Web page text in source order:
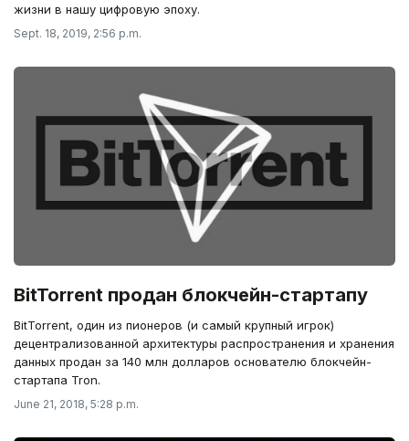
жизни в нашу цифровую эпоху.
Sept. 18, 2019, 2:56 p.m.
BitTorrent продан блокчейн-стартапу
BitTorrent, один из пионеров (и самый крупный игрок)
децентрализованной архитектуры распространения и хранения
данных продан за 140 млн долларов основателю блокчейн-
стартапа Tron.
June 21, 2018, 5:28 p.m.